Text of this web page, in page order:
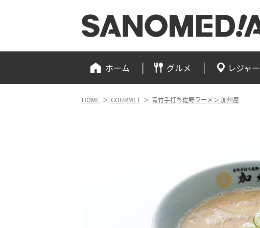
ホーム
グルメ レジャー
HOME ＞ GOURMET ＞ 青竹手打ち佐野ラーメン 加州屋